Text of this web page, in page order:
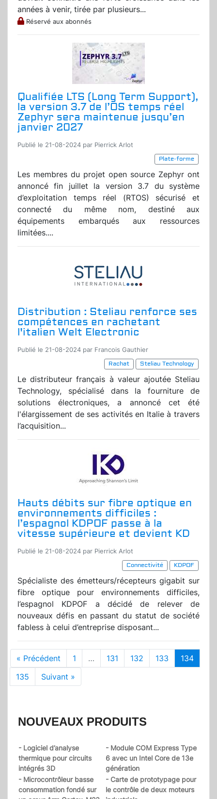
années à venir, tirée par plusieurs...
Réservé aux abonnés
Qualifiée LTS (Long Term Support),
la version 3.7 de l’OS temps réel
Zephyr sera maintenue jusqu’en
janvier 2027
Publié le 21-08-2024 par Pierrick Arlot
Plate-forme
Les membres du projet open source Zephyr ont
annoncé fin juillet la version 3.7 du système
d’exploitation temps réel (RTOS) sécurisé et
connecté du même nom, destiné aux
équipements embarqués aux ressources
limitées....
Distribution : Steliau renforce ses
compétences en rachetant
l'italien Welt Electronic
Publié le 21-08-2024 par Francois Gauthier
Rachat
Steliau Technology
Le distributeur français à valeur ajoutée Steliau
Technology, spécialisé dans la fourniture de
solutions électroniques, a annoncé cet été
l'élargissement de ses activités en Italie à travers
l’acquisition...
Hauts débits sur fibre optique en
environnements difficiles :
l’espagnol KDPOF passe à la
vitesse supérieure et devient KD
Publié le 21-08-2024 par Pierrick Arlot
Connectivité
KDPOF
Spécialiste des émetteurs/récepteurs gigabit sur
fibre optique pour environnements difficiles,
l’espagnol KDPOF a décidé de relever de
nouveaux défis en passant du statut de société
fabless à celui d’entreprise disposant...
« Précédent 1 … 131 132 133
134
135
Suivant »
NOUVEAUX PRODUITS
- Logiciel d’analyse
thermique pour circuits
intégrés 3D
- Module COM Express Type
6 avec un Intel Core de 13e
génération
- Microcontrôleur basse
consommation fondé sur
- Carte de prototypage pour
le contrôle de deux moteurs